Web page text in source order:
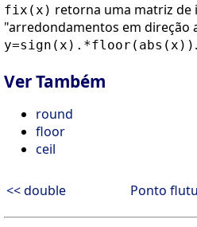
fix(x) retorna uma matriz de
"arredondamentos em direção
y=sign(x).*floor(abs(x))
Ver Também
round
floor
ceil
<< double Ponto